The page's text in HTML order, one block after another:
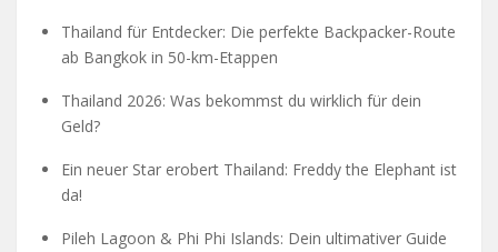
Thailand für Entdecker: Die perfekte Backpacker-Route
ab Bangkok in 50-km-Etappen
Thailand 2026: Was bekommst du wirklich für dein
Geld?
Ein neuer Star erobert Thailand: Freddy the Elephant ist
da!
Pileh Lagoon & Phi Phi Islands: Dein ultimativer Guide